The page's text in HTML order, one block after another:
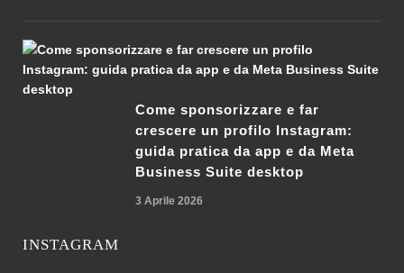
Come sponsorizzare e far
crescere un profilo Instagram:
guida pratica da app e da Meta
Business Suite desktop
3 Aprile 2026
INSTAGRAM